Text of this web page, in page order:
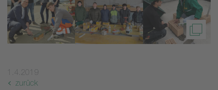
1.4.2019
zurück